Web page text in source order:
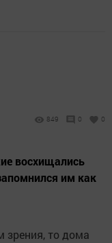
849 0 0
восхищались
им как
зрения, то дома